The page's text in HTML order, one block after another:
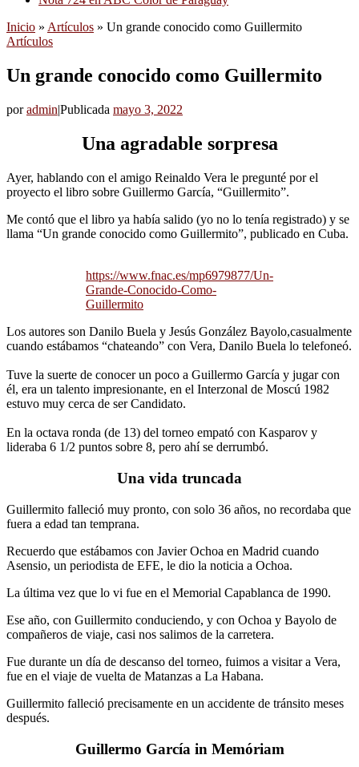
Inicio » Artículos » Un grande conocido como Guillermito
Artículos
Un grande conocido como Guillermito
poradmin|Publicada mayo 3, 2022
Una agradable sorpresa
Ayer, hablando con el amigo Reinaldo Vera le pregunté por el
proyecto el libro sobre Guillermo García, “Guillermito”.
Me contó que el libro ya había salido (yo no lo tenía registrado) y se
llama “Un grande conocido como Guillermito”, publicado en Cuba.
https://www.fnac.es/mp6979877/Un-
Grande-Conocido-Como-
Guillermito
Los autores son Danilo Buela y Jesús González Bayolo,casualmente
cuando estábamos “chateando” con Vera, Danilo Buela lo telefoneó.
Tuve la suerte de conocer un poco a Guillermo García y jugar con
él, era un talento impresionante, en el Interzonal de Moscú 1982
estuvo muy cerca de ser Candidato.
En la octava ronda (de 13) del torneo empató con Kasparov y
lideraba 6 1/2 puntos sobre 8, pero ahí se derrumbó.
Una vida truncada
Guillermito falleció muy pronto, con solo 36 años, no recordaba que
fuera a edad tan temprana.
Recuerdo que estábamos con Javier Ochoa en Madrid cuando
Asensio, un periodista de EFE, le dio la noticia a Ochoa.
La última vez que lo vi fue en el Memorial Capablanca de 1990.
Ese año, con Guillermito conduciendo, y con Ochoa y Bayolo de
compañeros de viaje, casi nos salimos de la carretera.
Fue durante un día de descanso del torneo, fuimos a visitar a Vera,
fue en el viaje de vuelta de Matanzas a La Habana.
Guillermito falleció precisamente en un accidente de tránsito meses
después.
Guillermo García in Memóriam